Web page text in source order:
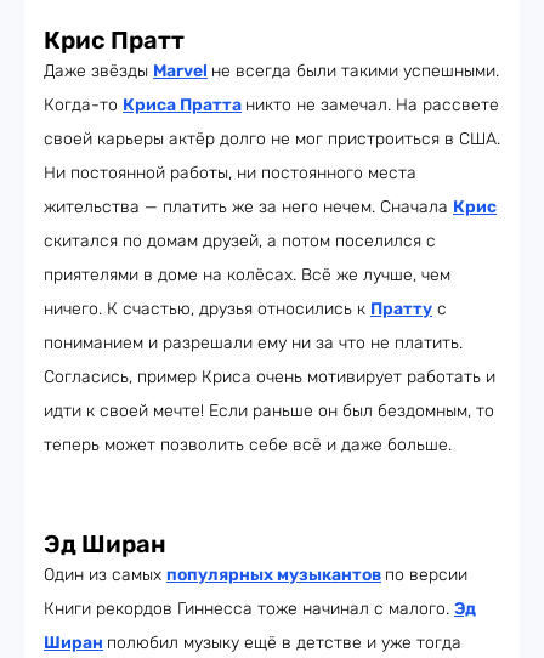
Крис Пратт
Даже звёзды Marvel не всегда были такими успешными.
Когда-то Криса Пратта никто не замечал. На рассвете
своей карьеры актёр долго не мог пристроиться в США.
Ни постоянной работы, ни постоянного места
жительства — платить же за него нечем. Сначала Крис
скитался по домам друзей, а потом поселился с
приятелями в доме на колёсах. Всё же лучше, чем
ничего. К счастью, друзья относились к Пратту с
пониманием и разрешали ему ни за что не платить.
Согласись, пример Криса очень мотивирует работать и
идти к своей мечте! Если раньше он был бездомным, то
теперь может позволить себе всё и даже больше.
Эд Ширан
Один из самых популярных музыкантов по версии
Книги рекордов Гиннесса тоже начинал с малого. Эд
Ширан полюбил музыку ещё в детстве и уже тогда